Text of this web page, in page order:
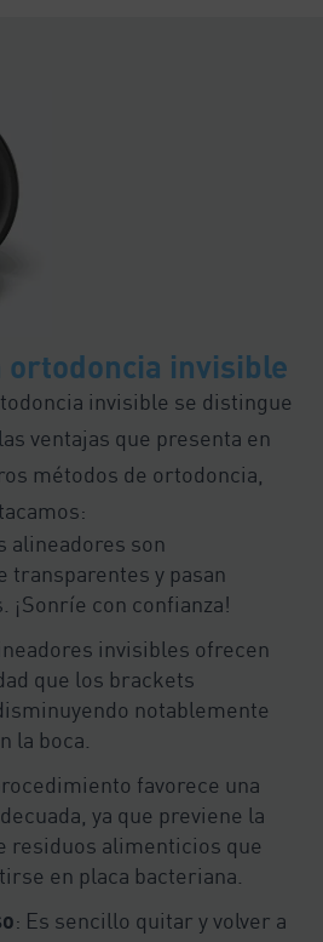
ortodoncia invisible
invisible se distingue
ventajas que presenta en
métodos de ortodoncia,
alineadores son
transparentes y pasan
¡Sonríe con confianza!
invisibles ofrecen
que los brackets
notablemente
la boca.
favorece una
ya que previene la
residuos alimenticios que
en placa bacteriana.
: Es sencillo quitar y volver a